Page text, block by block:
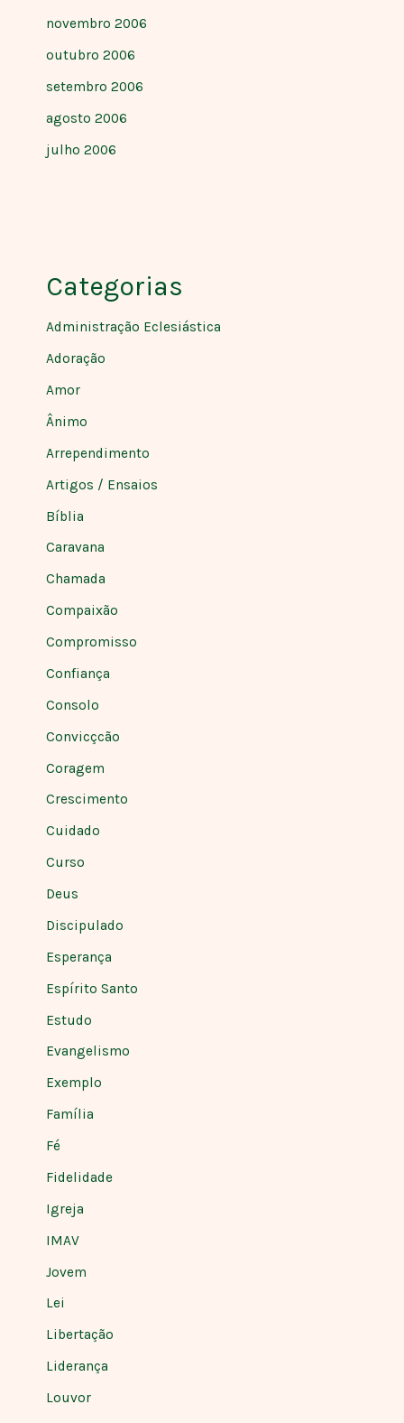
novembro 2006
outubro 2006
setembro 2006
agosto 2006
julho 2006
Categorias
Administração Eclesiástica
Adoração
Amor
Ânimo
Arrependimento
Artigos / Ensaios
Bíblia
Caravana
Chamada
Compaixão
Compromisso
Confiança
Consolo
Convicçcão
Coragem
Crescimento
Cuidado
Curso
Deus
Discipulado
Esperança
Espírito Santo
Estudo
Evangelismo
Exemplo
Família
Fé
Fidelidade
Igreja
IMAV
Jovem
Lei
Libertação
Liderança
Louvor